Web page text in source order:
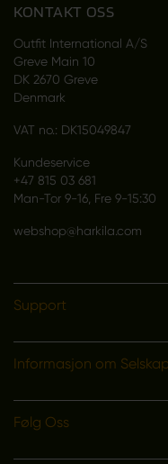
KONTAKT OSS
Outfit International A/S
Greve Main 10
DK 2670 Greve
Denmark
VAT no.: DK15049847
Kundeservice
+47 815 03 681
Man-Tor 9-16, Fre 9-15:30
webshop@harkila.com
Support
Informasjon om
Følg Oss